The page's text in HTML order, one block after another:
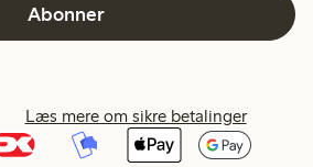
Abonner
Læs mere om sikre betalinger